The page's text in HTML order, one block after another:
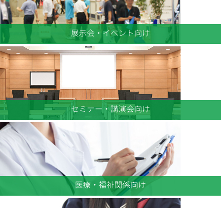
展示会・イベント向け
セミナー・講演会向け
医療・福祉関係向け